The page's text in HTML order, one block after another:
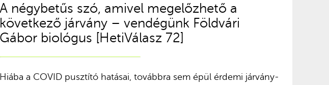
A négybetűs szó, amivel megelőzhető a
következő járvány – vendégünk Földvári
Gábor biológus [HetiVálasz 72]
Hiába a COVID pusztító hatásai, továbbra sem épül érdemi járvány-